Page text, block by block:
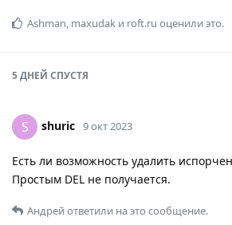
Ashman, maxudak и roft.ru оценили это.
5 ДНЕЙ СПУСТЯ
S shuric 9 окт 2023
Есть ли возможность удалить
Простым DEL не получается.
Андрейответили на это сообщение.